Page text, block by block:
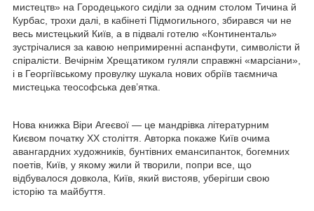
мистецтв» на Городецького сиділи за одним столом Тичина й
Курбас, трохи далі, в кабінеті Підмогильного, збирався чи не
весь мистецький Київ, а в підвалі готелю «Континенталь»
зустрічалися за кавою непримиренні аспанфути, символісти й
спіралісти. Вечірнім Хрещатиком гуляли справжні «марсіани»,
і в Георгіївському провулку шукала нових обріїв таємнича
мистецька теософська дев’ятка.
Нова книжка Віри Агеєвої — це мандрівка літературним
Києвом початку ХХ століття. Авторка покаже Київ очима
авангардних художників, бунтівних емансипанток, богемних
поетів, Київ, у якому жили й творили, попри все, що
відбувалося довкола, Київ, який вистояв, уберігши свою
історію та майбуття.